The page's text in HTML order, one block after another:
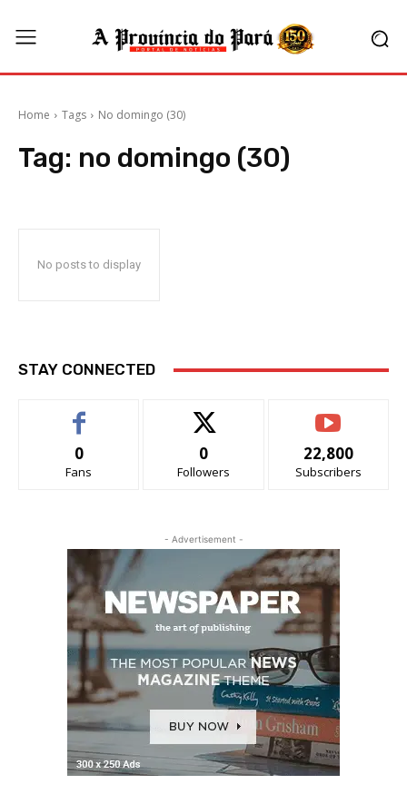
Home Tags No domingo (30)
Tag: no domingo (30)
No posts to display
STAY CONNECTED
0
Fans
0
Followers
22,800
Subscribers
- Advertisement -